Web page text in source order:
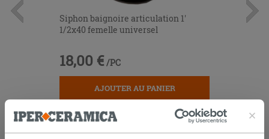
Siphon baignoire articulation 1'
1/2x40 femelle universel
18,00 € /PC
AJOUTER AU PANIER